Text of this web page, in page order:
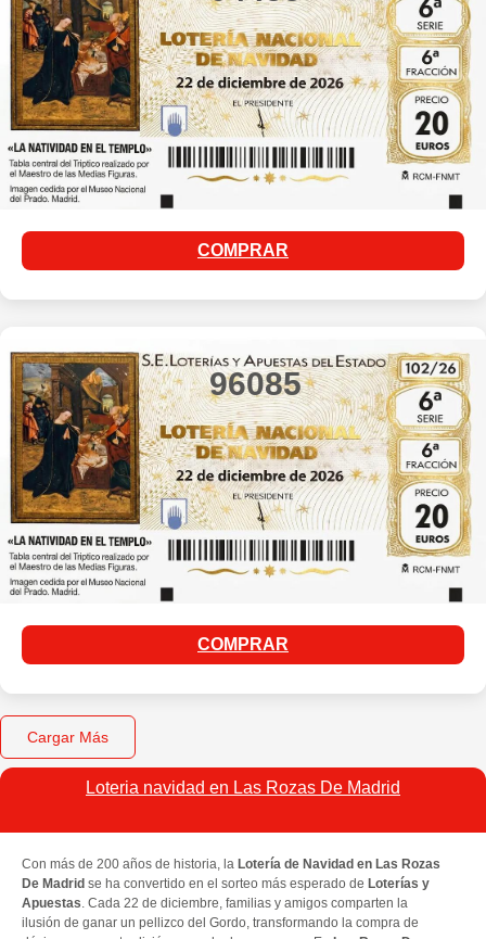
COMPRAR
96085
COMPRAR
Cargar Más
Loteria navidad en Las Rozas De Madrid​
Con más de 200 años de historia, la Lotería de Navidad en Las Rozas
De Madrid se ha convertido en el sorteo más esperado de Loterías y
Apuestas. Cada 22 de diciembre, familias y amigos comparten la
ilusión de ganar un pellizco del Gordo, transformando la compra de